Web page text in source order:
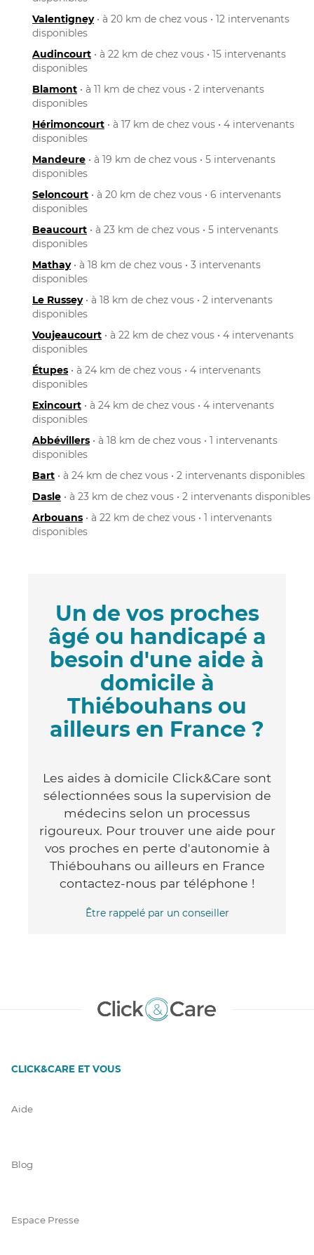
Valentigney• à 20 km de chez vous • 12 intervenants
disponibles
Audincourt • à 22 km de chez vous • 15 intervenants
disponibles
Blamont • à 11 km de chez vous • 2 intervenants
disponibles
Hérimoncourt • à 17 km de chez vous • 4 intervenants
disponibles
Mandeure • à 19 km de chez vous • 5 intervenants
disponibles
Seloncourt • à 20 km de chez vous • 6 intervenants
disponibles
Beaucourt • à 23 km de chez vous • 5 intervenants
disponibles
Mathay• à 18 km de chez vous • 3 intervenants
disponibles
Le Russey• à 18 km de chez vous • 2 intervenants
disponibles
Voujeaucourt • à 22 km de chez vous • 4 intervenants
disponibles
Étupes • à 24 km de chez vous • 4 intervenants
disponibles
Exincourt • à 24 km de chez vous • 4 intervenants
disponibles
Abbévillers • à 18 km de chez vous • 1 intervenants
disponibles
Bart • à 24 km de chez vous • 2 intervenants disponibles
Dasle • à 23 km de chez vous • 2 intervenants disponibles
Arbouans • à 22 km de chez vous • 1 intervenants
disponibles
Un de vos proches
âgé ou handicapé a
besoin d'une aide à
domicile à
Thiébouhans ou
ailleurs en France ?
Les aides à domicile Click&Care sont
sélectionnées sous la supervision de
médecins selon un processus
rigoureux. Pour trouver une aide pour
vos proches en perte d'autonomie à
Thiébouhans ou ailleurs en France
contactez-nous par téléphone !
Être rappelé par un conseiller
CLICK&CARE ET VOUS
Aide
Blog
Espace Presse